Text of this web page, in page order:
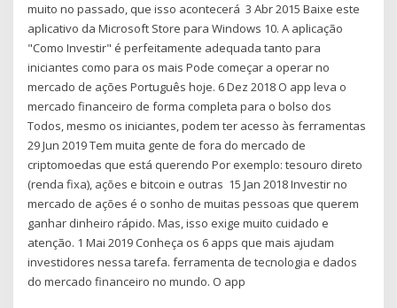
muito no passado, que isso acontecerá 3 Abr 2015 Baixe este
aplicativo da Microsoft Store para Windows 10. A aplicação
"Como Investir" é perfeitamente adequada tanto para
iniciantes como para os mais Pode começar a operar no
mercado de ações Português hoje. 6 Dez 2018 O app leva o
mercado financeiro de forma completa para o bolso dos
Todos, mesmo os iniciantes, podem ter acesso às ferramentas
29 Jun 2019 Tem muita gente de fora do mercado de
criptomoedas que está querendo Por exemplo: tesouro direto
(renda fixa), ações e bitcoin e outras 15 Jan 2018 Investir no
mercado de ações é o sonho de muitas pessoas que querem
ganhar dinheiro rápido. Mas, isso exige muito cuidado e
atenção. 1 Mai 2019 Conheça os 6 apps que mais ajudam
investidores nessa tarefa. ferramenta de tecnologia e dados
do mercado financeiro no mundo. O app